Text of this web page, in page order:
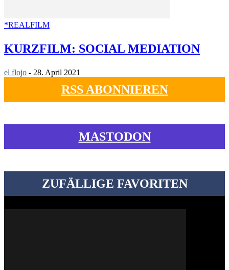
*REALFILM
KURZFILM: SOCIAL MEDIATION
el flojo - 28. April 2021
RSS ABONNIEREN
MASTODON
ZUFÄLLIGE FAVORITEN